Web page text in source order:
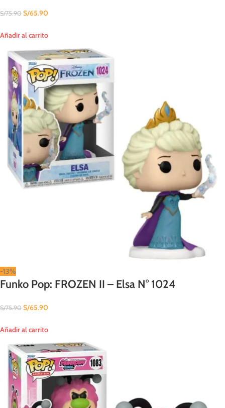
S/75.90 S/65.90
Añadir al carrito
-13%
Funko Pop: FROZEN II – Elsa N° 1024
S/75.90 S/65.90
Añadir al carrito